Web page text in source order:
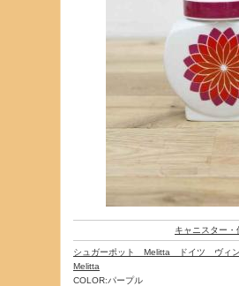
キャニスター・
シュガーポット Melitta ドイツ ヴィ
Melitta
COLOR:パープル